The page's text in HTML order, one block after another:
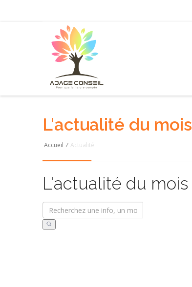
L'actualité du mois
Accueil / Actualité
L'actualité du mois